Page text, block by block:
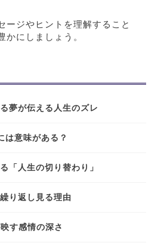
ージやヒントを理解すること
かにしましょう。
夢が伝える人生のズレ
は意味がある？
「人生の切り替わり」
り返し見る理由
す感情の深さ